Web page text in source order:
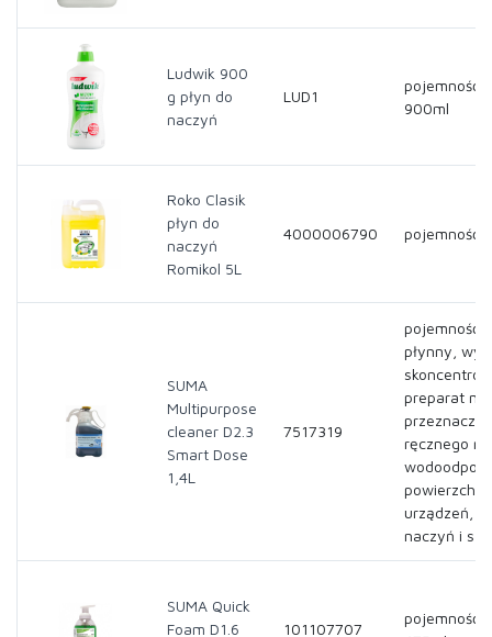
Ludwik 900
g płyn do
naczyń
LUD1
pojemność-
900ml
Roko Clasik
płyn do
naczyń
Romikol 5L
4000006790 pojemność-
SUMA
Multipurpose
cleaner D2.3
Smart Dose
1,4L
7517319
pojemność-
płynny,
preparat
ręcznego
powierzchni
urządzeń,
naczyń i
SUMA Quick
Foam D1.6
101107707
pojemność-